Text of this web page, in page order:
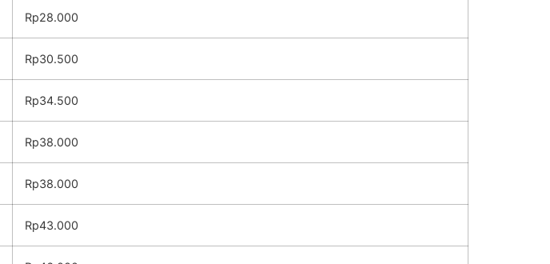
Rp28.000
Rp30.500
Rp34.500
Rp38.000
Rp38.000
Rp43.000